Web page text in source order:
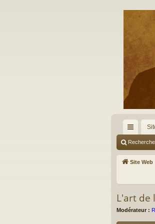
cc
ès
de
Site Web
L'art de
Modérateur :